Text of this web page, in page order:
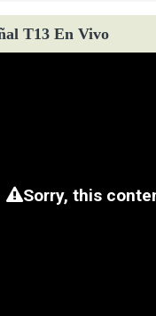
T13 En Vivo